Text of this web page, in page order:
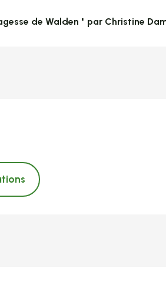
de Walden " par Christine